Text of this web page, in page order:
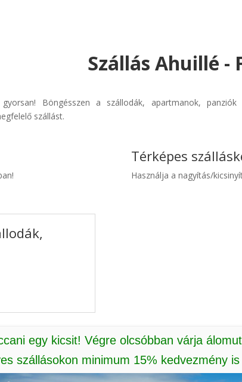
Szállás Ahuillé -
gyorsan! Böngésszen a szállodák, apartmanok,
szállást.
Térképes
Használja a nagyítás/
egy kicsit! Végre olcsóbban várja
szállásokon minimum 15% kedvezmény